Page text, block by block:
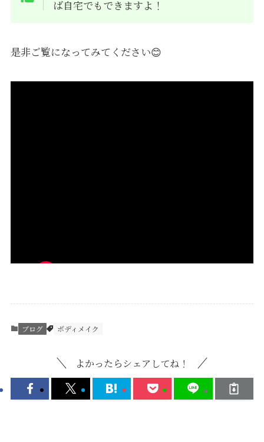
ば自宅でもできますよ！
是非ご覧になってみてください😊
ブログ ボディメイク
よかったらシェアしてね！